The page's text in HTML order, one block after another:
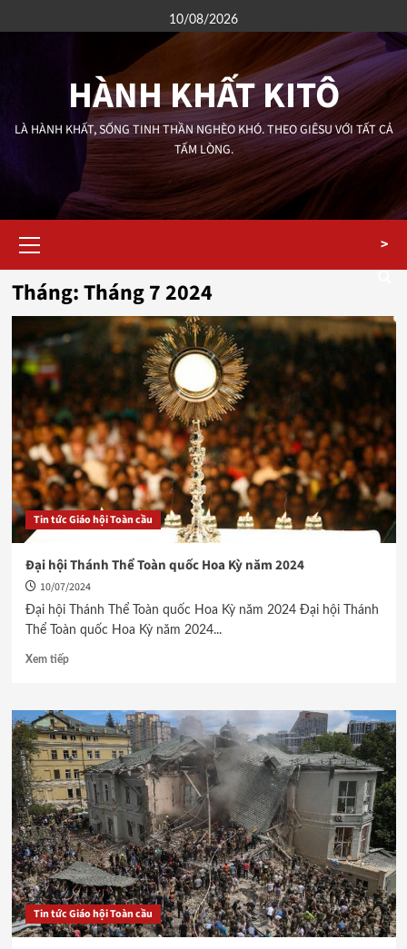
to
10/08/2026
HÀNH KHẤT KITÔ
LÀ HÀNH KHẤT, SỐNG TINH THẦN NGHÈO KHÓ. THEO GIÊSU VỚI TẤT CẢ
TẤM LÒNG.
Menu
>
Tháng:Tháng 7 2024
Tin tức Giáo hội Toàn cầu
Đại hội Thánh Thể Toàn quốc Hoa Kỳ năm 2024
10/07/2024
Đại hội Thánh Thể Toàn quốc Hoa Kỳ năm 2024 Đại hội Thánh
Thể Toàn quốc Hoa Kỳ năm 2024...
Xem tiếp
Tin tức Giáo hội Toàn cầu